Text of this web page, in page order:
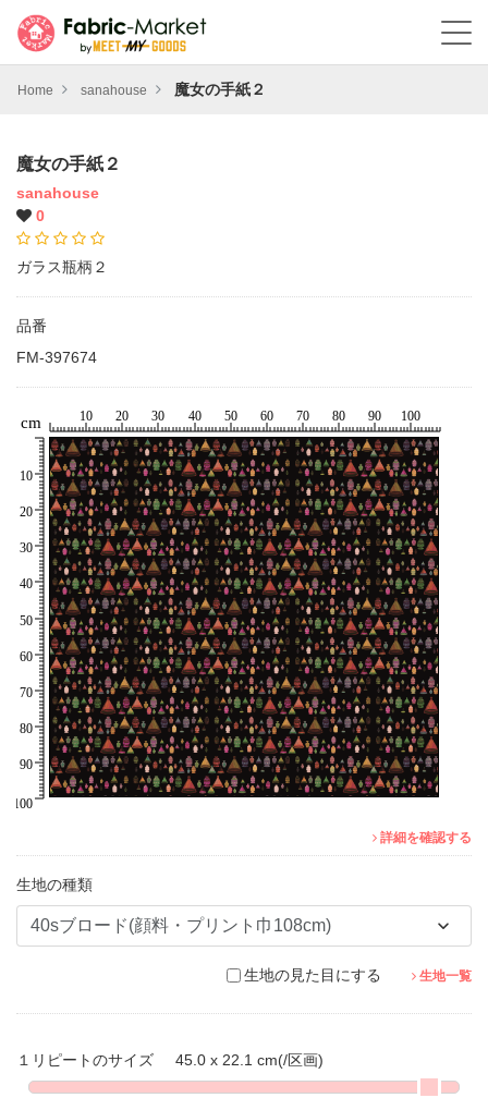
Home sanahouse 魔女の手紙２
詳細を確認する
魔女の手紙２
sanahouse
0
ガラス瓶柄２
品番
FM-397674
生地の種類
生地の見た目にする 生地一覧
１リピートのサイズ 45.0 x 22.1 cm(/区画)